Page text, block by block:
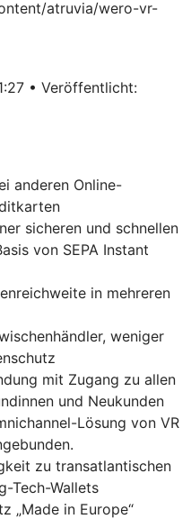
atruvia/wero-vr-
• Veröffentlicht:
anderen Online-
sicheren und schnellen
von SEPA Instant
in mehreren
weniger
mit Zugang zu allen
und Neukunden
Lösung von VR
zu transatlantischen
Tech-Wallets
„Made in Europe“